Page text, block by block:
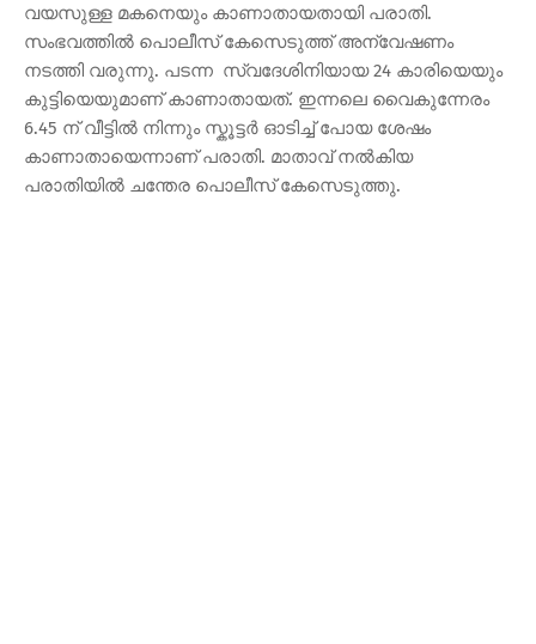
വയസുള്ള മകനെയും കാണാതായതായി പരാതി.
സംഭവത്തിൽ പൊലീസ് കേസെടുത്ത് അന്വേഷണം
നടത്തി വരുന്നു. പടന്ന സ്വദേശിനിയായ 24 കാരിയെയും
കുട്ടിയെയുമാണ് കാണാതായത്. ഇന്നലെ വൈകുന്നേരം
6.45 ന് വീട്ടിൽ നിന്നും സ്കൂട്ടർ ഓടിച്ച് പോയ ശേഷം
കാണാതായെന്നാണ് പരാതി. മാതാവ് നൽകിയ
പരാതിയിൽ ചന്തേര പൊലീസ് കേസെടുത്തു.